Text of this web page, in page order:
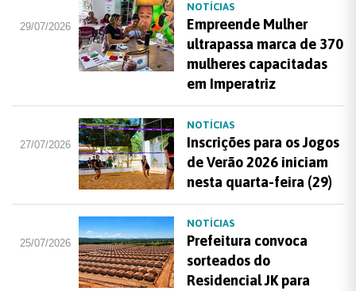
29/07/2026
NOTÍCIAS
Empreende Mulher
ultrapassa marca de 370
mulheres capacitadas
em Imperatriz
27/07/2026
NOTÍCIAS
Inscrições para os Jogos
de Verão 2026 iniciam
nesta quarta-feira (29)
25/07/2026
NOTÍCIAS
Prefeitura convoca
sorteados do
Residencial JK para